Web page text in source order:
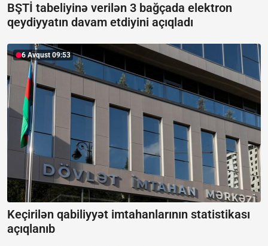
BŞTİ tabeliyinə verilən 3 bağçada elektron
qeydiyyatın davam etdiyini açıqladı
6 Avqust 09:53
Keçirilən qabiliyyət imtahanlarının statistikası
açıqlanıb